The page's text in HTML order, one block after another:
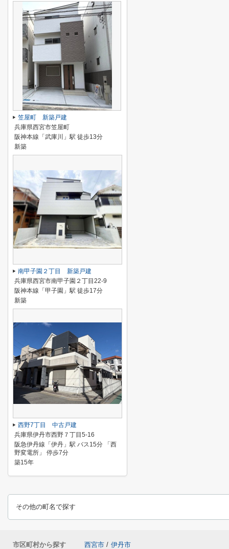
笠屋町 新築戸建
兵庫県西宮市笠屋町
阪神本線「武庫川」駅 徒歩13分
新築
南甲子園２丁目 新築戸建
兵庫県西宮市南甲子園２丁目22-9
阪神本線「甲子園」駅 徒歩17分
新築
西野7丁目 中古戸建
兵庫県伊丹市西野７丁目5-16
阪急伊丹線「伊丹」駅 バス15分 「西
野変電所」 停歩7分
築15年
その他の町名で探す
市区町村から探す 西宮市 / 伊丹市